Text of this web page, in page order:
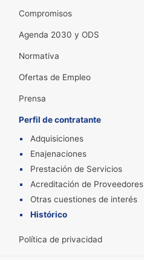
Compromisos
Agenda 2030 y ODS
Normativa
Ofertas de Empleo
Prensa
Perfil de contratante
Adquisiciones
Enajenaciones
Prestación de Servicios
Acreditación de Proveedores
Otras cuestiones de interés
Histórico
Política de privacidad